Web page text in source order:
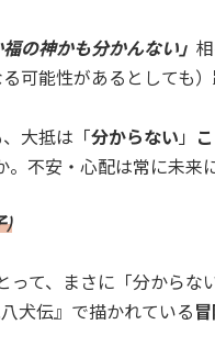
の神かも分かんない」
可能性があるとしても
、大抵は「分からない 」
不安・心配は常に未来
)
て、まさに「分からな
犬伝』で描かれている